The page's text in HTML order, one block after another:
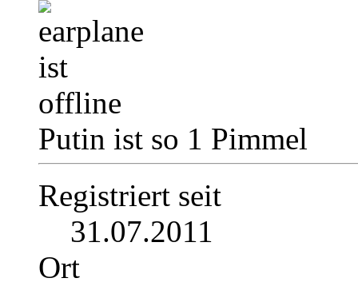
Putin ist so 1 Pimmel
Registriert seit
31.07.2011
Ort